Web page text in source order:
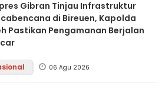
Gibran Tinjau Infrastruktur
di Bireuen, Kapolda
Pastikan Pengamanan Berjalan
06 Agu 2026